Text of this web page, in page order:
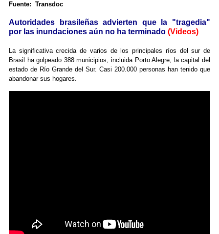
Fuente: Transdoc
Autoridades brasileñas advierten que la "tragedia"
por las inundaciones aún no ha terminado(Videos)
La significativa crecida de varios de los principales ríos del sur de
Brasil ha golpeado 388 municipios, incluida Porto Alegre, la capital del
estado de Río Grande del Sur. Casi 200.000 personas han tenido que
abandonar sus hogares.